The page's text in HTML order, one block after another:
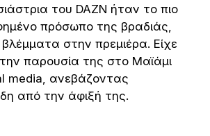
του DAZN ήταν το πιο
πρόσωπο της βραδιάς,
στην πρεμιέρα. Είχε
παρουσία της στο Μαϊάμι
media, ανεβάζοντας
από την άφιξή της.